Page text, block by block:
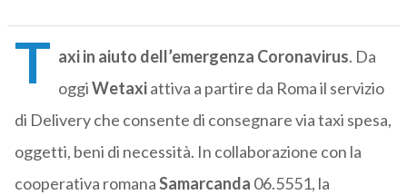
T axi in aiuto dell’emergenza Coronavirus. Da
oggiWetaxiattiva a partire da Roma il servizio
di Delivery che consente di consegnare via taxi spesa,
oggetti, beni di necessità. In collaborazione con la
cooperativa romanaSamarcanda 06.5551, la